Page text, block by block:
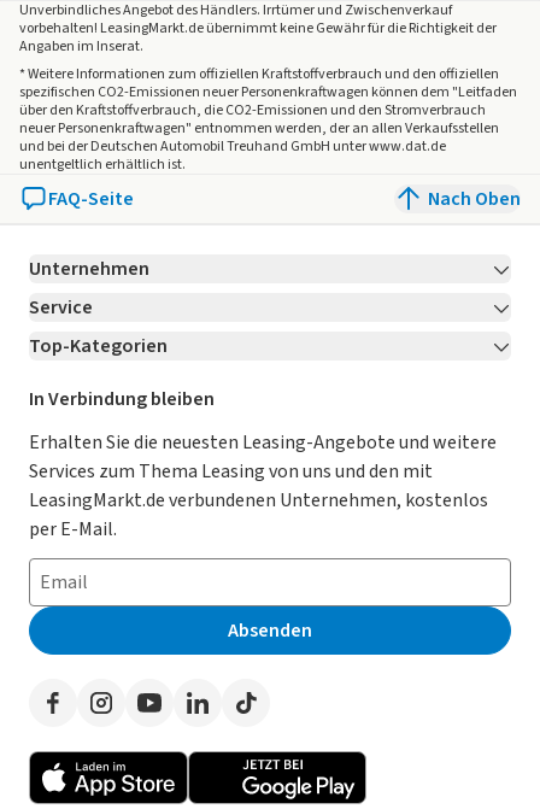
Unverbindliches Angebot desHändlers. Irrtümer und Zwischenverkauf
vorbehalten! LeasingMarkt.de übernimmt keine Gewähr für die Richtigkeit der
Angaben im Inserat.
* Weitere Informationen zum offiziellen Kraftstoffverbrauch und den offiziellen
spezifischen CO2-Emissionen neuer Personenkraftwagen können dem "Leitfaden
über den Kraftstoffverbrauch, die CO2-Emissionen und den Stromverbrauch
neuer Personenkraftwagen" entnommen werden, der an allen Verkaufsstellen
und bei der Deutschen Automobil Treuhand GmbH unter www.dat.de
unentgeltlich erhältlich ist.
FAQ-Seite Nach Oben
Unternehmen
Über LeasingMarkt.de
Karriere Jetzt bewerben!
Für Händler
Kooperation mit AutoScout24
AGB
Datenschutz
Impressum
Erklärung zur Barrierefreiheit
Presse
Service
Kontakt
Ratgeber
Magazin
Datenschutz-Einstellungen
So funktioniert’s
Häufig gestellte Fragen
Leasing-Lexikon
Auto-Tests
Werben auf LeasingMarkt.de
Top-Kategorien
Leasing Deals
Gebrauchtwagen Leasing
Leasing ohne Anzahlung
E-Auto Leasing
Privatleasing
Leasing-Vergleiche
Herstellerverzeichnis
Händlerverzeichnis
In Verbindung bleiben
Erhalten Sie die neuesten Leasing-Angebote und weitere
Services zum Thema Leasing von uns und den mit
LeasingMarkt.de verbundenen Unternehmen, kostenlos
per E-Mail.
Absenden